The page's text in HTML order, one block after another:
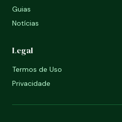
Guias
Notícias
Legal
Termos de Uso
Privacidade